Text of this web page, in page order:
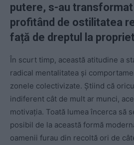
putere, s-au
profitând de ostilitatea
față de dreptul la
În scurt timp, această atitudine a
radical mentalitatea și
zonele colectivizate. Știind că
indiferent cât de mult ar munci,
motivația. Toată lumea încerca să
posibil de la această formă
oamenii furau din recoltă ori de